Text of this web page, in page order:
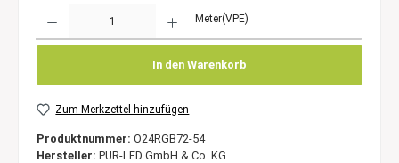
Meter(VPE)
In den Warenkorb
Zum Merkzettel hinzufügen
Produktnummer: O24RGB72-54
Hersteller: PUR-LED GmbH & Co. KG